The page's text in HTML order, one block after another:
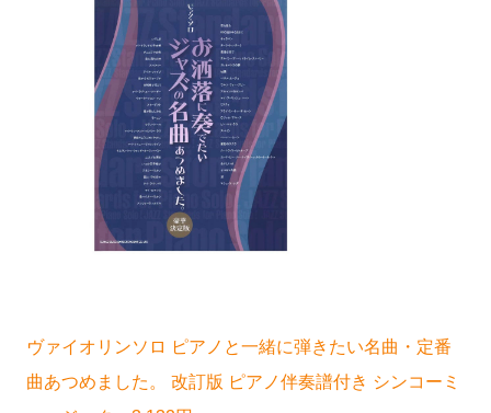
ヴァイオリンソロ ピアノと一緒に弾きたい名曲・定番
曲あつめました。 改訂版 ピアノ伴奏譜付き シンコーミ